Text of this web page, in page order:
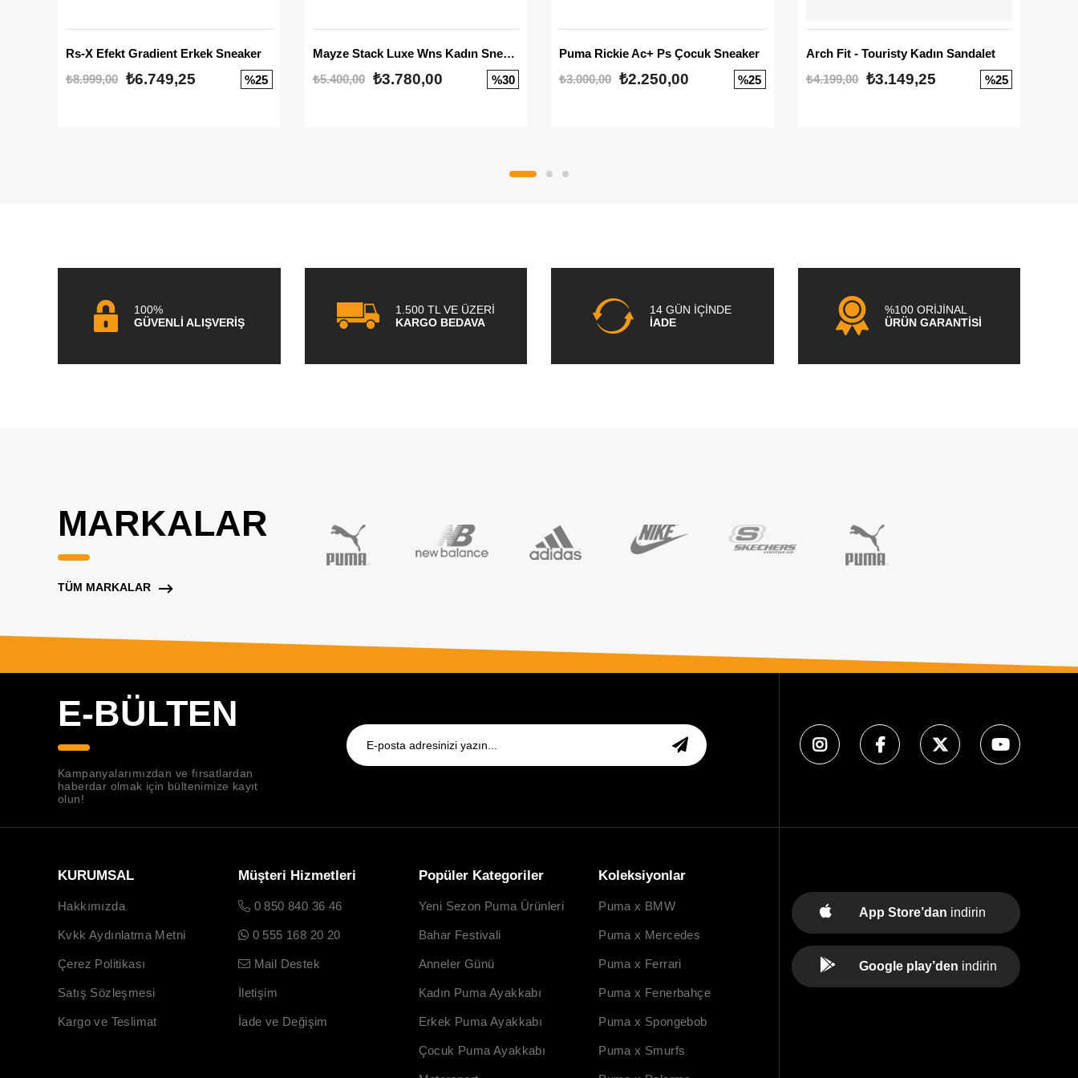
Rs-X Efekt Gradient Erkek Sneaker
₺8.999,00 ₺6.749,25 %25
Mayze Stack Luxe Wns Kadın Sneaker
₺5.400,00
₺3.780,00 %30
Puma Rickie Ac+ Ps Çocuk Sneaker
₺3.000,00 ₺2.250,00 %25
Arch Fit - Touristy Kadın Sandalet
₺4.199,00
₺3.149,25 %25
100%
GÜVENLİ ALIŞVERİŞ
1.500 TL VE ÜZERİ
KARGO BEDAVA
14 GÜN İÇİNDE
İADE
%100 ORİJİNAL
ÜRÜN GARANTİSİ
MARKALAR
TÜM MARKALAR
E-BÜLTEN
Kampanyalarımızdan ve fırsatlardan
haberdar olmak için bültenimize kayıt
olun!
KURUMSAL
Hakkımızda
Kvkk Aydınlatma Metni
Çerez Politikası
Satış Sözleşmesi
Kargo ve Teslimat
Müşteri Hizmetleri
0 850 840 36 46
0 555 168 20 20
Mail Destek
İletişim
İade ve Değişim
Popüler Kategoriler
Yeni Sezon Puma Ürünleri
Bahar Festivali
Anneler Günü
Kadın Puma Ayakkabı
Erkek Puma Ayakkabı
Çocuk Puma Ayakkabı
Koleksiyonlar
Puma x BMW
Puma x Mercedes
Puma x Ferrari
Puma x Fenerbahçe
Puma x Spongebob
Puma x Smurfs
App Store’dan indirin
Google play’den indirin